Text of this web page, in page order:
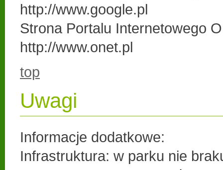
http://www.google.pl
Strona Portalu Internetowego
http://www.onet.pl
top
Uwagi
Informacje dodatkowe:
Infrastruktura: w parku nie